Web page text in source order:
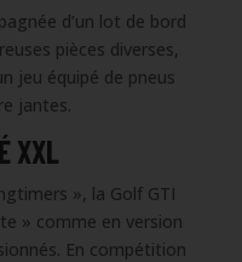
d’un lot de bord
pièces diverses,
jeu équipé de pneus
jantes.
XXL
», la Golf GTI
» comme en version
En compétition